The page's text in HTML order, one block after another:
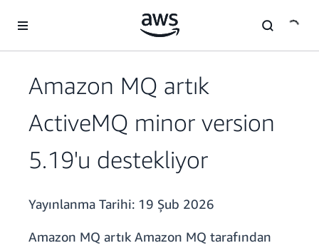
Amazon MQ artık
ActiveMQ minor version
5.19'u destekliyor
Yayınlanma Tarihi: 19 Şub 2026
Amazon MQ artık Amazon MQ tarafından